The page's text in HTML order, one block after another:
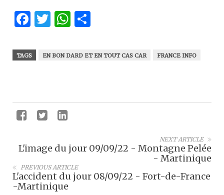
Facebook
Twitter
WhatsApp
TAGS EN BON DARD ET EN TOUT CAS CAR FRANCE INFO
NEXT ARTICLE
L'image du jour 09/09/22 - Montagne Pelée
- Martinique
PREVIOUS ARTICLE
L'accident du jour 08/09/22 - Fort-de-France
-Martinique